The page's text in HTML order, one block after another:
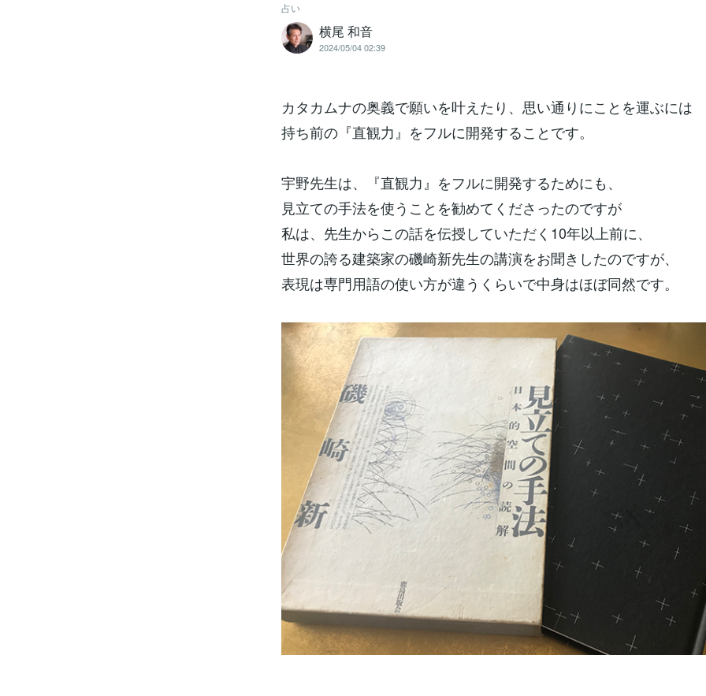
占い
横尾 和音
2024/05/04 02:39
カタカムナの奥義で願いを叶えたり、思い通りにことを運ぶには
持ち前の『直観力』をフルに開発することです。
宇野先生は、『直観力』をフルに開発するためにも、
見立ての手法を使うことを勧めてくださったのですが
私は、先生からこの話を伝授していただく10年以上前に、
世界の誇る建築家の磯崎新先生の講演をお聞きしたのですが、
表現は専門用語の使い方が違うくらいで中身はほぼ同然です。